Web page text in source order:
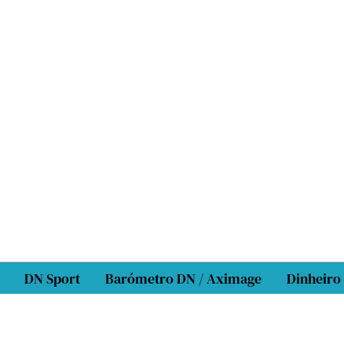
DN Sport Barómetro DN / Aximage Dinheiro